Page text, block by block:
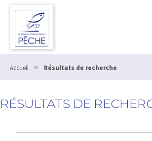
Accueil > Résultats de recherche
RÉSULTATS DE